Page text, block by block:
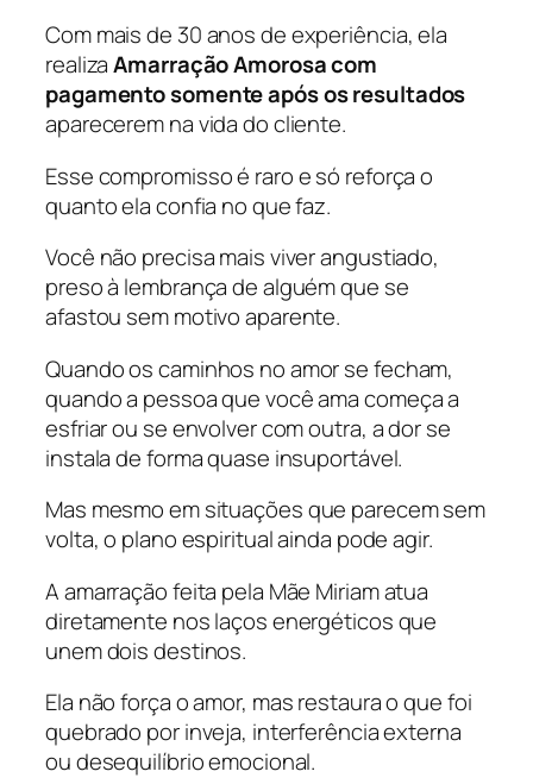
Com mais de 30 anos de experiência, ela
realizaAmarração Amorosa com
pagamento somente após os resultados
aparecerem na vida do cliente.
Esse compromisso é raro e só reforça o
quanto ela confia no que faz.
Você não precisa mais viver angustiado,
preso à lembrança de alguém que se
afastou sem motivo aparente.
Quando os caminhos no amor se fecham,
quando a pessoa que você ama começa a
esfriar ou se envolver com outra, a dor se
instala de forma quase insuportável.
Mas mesmo em situações que parecem sem
volta, o plano espiritual ainda pode agir.
A amarração feita pela Mãe Miriam atua
diretamente nos laços energéticos que
unem dois destinos.
Ela não força o amor, mas restaura o que foi
quebrado por inveja, interferência externa
ou desequilíbrio emocional.